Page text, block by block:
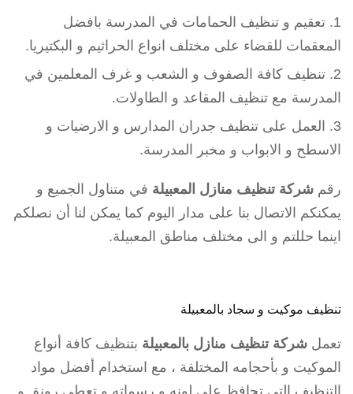
تعقيم و تنظيف الحمامات في المدرسة بافضل
المعقمات للقضاء على مختلف انواع الحراثيم و البكتيريا.
تنظيف كافة الصفوف و الشعب و غرف المعلمين في
المدرسة مع تنظيف المقاعد و الطاولات.
العمل على تنظيف جدران المدارس و الارضيات و
الاسطح و الابواب و مخبر المدرسة.
رقم شركة تنظيف منازل المعبيلة في متناول الجميع و
يمكنكم الاتصال بنا على مدار اليوم كما يمكن لنا أن نصلكم
اينما حللتم و الى مختلف مناطق المعبيلة.
تنظيف موكيت و سجاد بالمعبيلة
تعمل شركة تنظيف منازل بالمعبيلة بتنظيف كافة أنواع
الموكيت و بأحجامه المختلفة ، مع استخدام أفضل مواد